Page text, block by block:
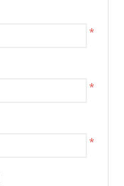
*
*
*